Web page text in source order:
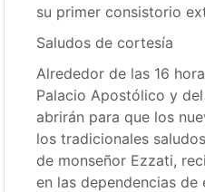
su primer consistorio
Saludos de cortesía
Alrededor de las 16
Palacio Apostólico y
abrirán para que los
los tradicionales
de monseñor Ezzati,
en las dependencias de